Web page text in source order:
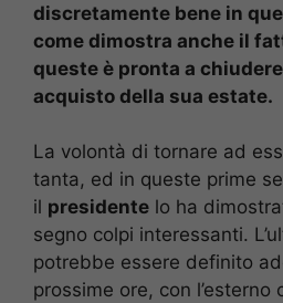
discretamente bene in
come dimostra anche il
queste è pronta a
acquisto della sua estate.
La volontà di tornare ad
tanta, ed in queste prime
il presidente lo ha
segno colpi interessanti.
potrebbe essere definito
prossime ore, con